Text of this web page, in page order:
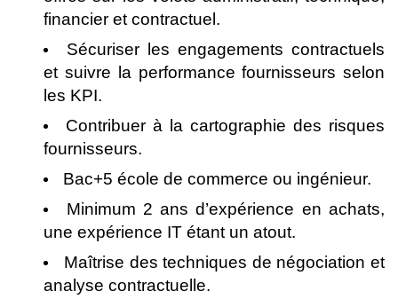
financier et contractuel.
Sécuriser les engagements contractuels
et suivre la performance fournisseurs selon
les KPI.
Contribuer à la cartographie des risques
fournisseurs.
Bac+5 école de commerce ou ingénieur.
Minimum 2 ans d’expérience en achats,
une expérience IT étant un atout.
Maîtrise des techniques de négociation et
analyse contractuelle.